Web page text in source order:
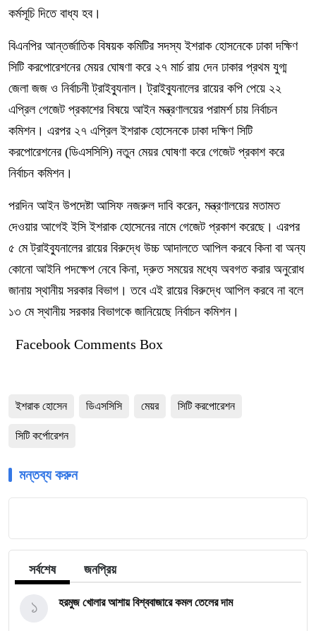
কর্মসূচি দিতে বাধ্য হব।
বিএনপির আন্তর্জাতিক বিষয়ক কমিটির সদস্য ইশরাক হোসনেকে ঢাকা দক্ষিণ
সিটি করপোরেশনের মেয়র ঘোষণা করে ২৭ মার্চ রায় দেন ঢাকার প্রথম যুগ্ম
জেলা জজ ও নির্বাচনী ট্রাইব্যুনাল। ট্রাইব্যুনালের রায়ের কপি পেয়ে ২২
এপ্রিল গেজেট প্রকাশের বিষয়ে আইন মন্ত্রণালয়ের পরামর্শ চায় নির্বাচন
কমিশন। এরপর ২৭ এপ্রিল ইশরাক হোসেনকে ঢাকা দক্ষিণ সিটি
করপোরেশনের (ডিএসসিসি) নতুন মেয়র ঘোষণা করে গেজেট প্রকাশ করে
নির্বাচন কমিশন।
পরদিন আইন উপদেষ্টা আসিফ নজরুল দাবি করেন, মন্ত্রণালয়ের মতামত
দেওয়ার আগেই ইসি ইশরাক হোসেনের নামে গেজেট প্রকাশ করেছে। এরপর
৫ মে ট্রাইব্যুনালের রায়ের বিরুদ্ধে উচ্চ আদালতে আপিল করবে কিনা বা অন্য
কোনো আইনি পদক্ষেপ নেবে কিনা, দ্রুত সময়ের মধ্যে অবগত করার অনুরোধ
জানায় স্থানীয় সরকার বিভাগ। তবে এই রায়ের বিরুদ্ধে আপিল করবে না বলে
১৩ মে স্থানীয় সরকার বিভাগকে জানিয়েছে নির্বাচন কমিশন।
Facebook Comments Box
ইশরাক হোসেন ডিএসসিসি মেয়র সিটি করপোরেশন
সিটি কর্পোরেশন
মন্তব্য করুন
সর্বশেষ জনপ্রিয়
হরমুজ খোলার আশায় বিশ্ববাজারে কমল তেলের দাম
১